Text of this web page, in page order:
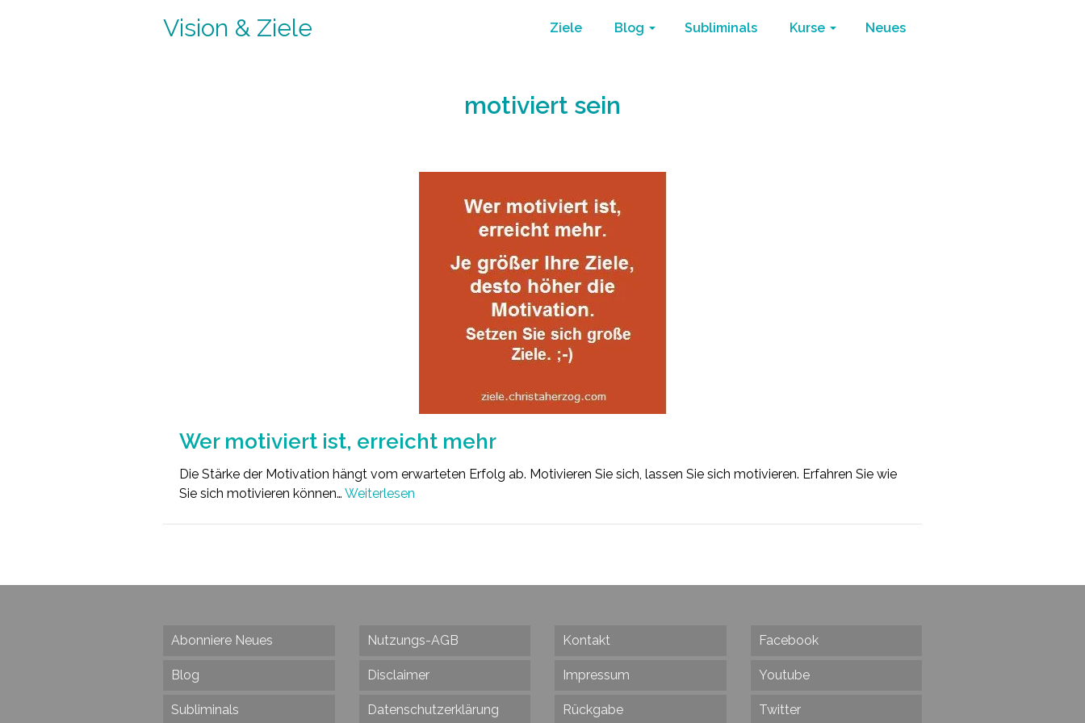
Vision & Ziele Ziele Blog Subliminals Kurse Neues
motiviert sein
Wer motiviert ist, erreicht mehr
Die Stärke der Motivation hängt vom erwarteten Erfolg ab. Motivieren Sie sich, lassen Sie sich motivieren. Erfahren Sie wie
Sie sich motivieren können… Weiterlesen
Abonniere Neues
Blog
Subliminals
Nutzungs-AGB
Disclaimer
Datenschutzerklärung
Kontakt
Impressum
Rückgabe
Facebook
Youtube
Twitter